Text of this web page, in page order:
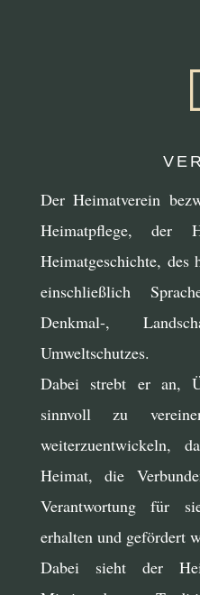
Der Heimatverein
Heimatpflege, der
Heimatgeschichte, des
einschließlich
Denkmal-,
Umweltschutzes.
Dabei strebt er an,
sinnvoll zu
weiterzuentwickeln,
Heimat, die
Verantwortung für
erhalten und gefördert
Dabei sieht der